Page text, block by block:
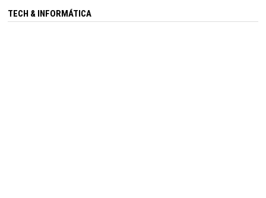
TECH & INFORMÁTICA